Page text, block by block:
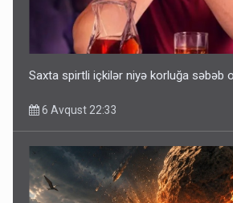
Saxta spirtli içkilər niyə korluğa səbəb
6 Avqust 22:33